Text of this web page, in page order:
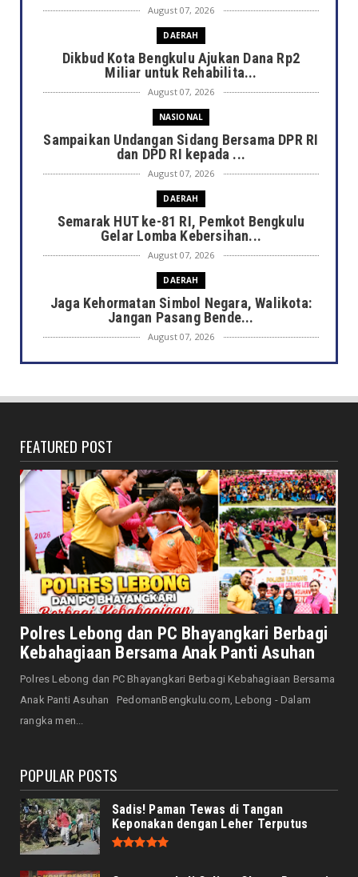
August 07, 2026
DAERAH
Dikbud Kota Bengkulu Ajukan Dana Rp2
Miliar untuk Rehabilita...
August 07, 2026
NASIONAL
Sampaikan Undangan Sidang Bersama DPR RI
dan DPD RI kepada ...
August 07, 2026
DAERAH
Semarak HUT ke-81 RI, Pemkot Bengkulu
Gelar Lomba Kebersihan...
August 07, 2026
DAERAH
Jaga Kehormatan Simbol Negara, Walikota:
Jangan Pasang Bende...
August 07, 2026
DAERAH
Bagikan 5.000 Bendera ...
Saat Amal Masjid Keliru, Nasib Negeri
Mengharu-biru
August 07, 2026
HONDA
Honda CUV e: Motor Listrik Canggih, Penuh
Keunggulan dan Sia...
August 07, 2026
NASIONAL
Senator Leni John Latief: Saatnya
Mengutamakan Rehabilitasi
NASIONAL
Prabowo Apresiasi Teknologi Genteng Ramah
FEATURED POST
Polres Lebong dan PC Bhayangkari Berbagi
Kebahagiaan Bersama Anak Panti Asuhan
Polres Lebong dan PC Bhayangkari Berbagi Kebahagiaan Bersama
Anak Panti Asuhan PedomanBengkulu.com, Lebong - Dalam
rangka men...
POPULAR POSTS
Sadis! Paman Tewas di Tangan
Keponakan dengan Leher Terputus